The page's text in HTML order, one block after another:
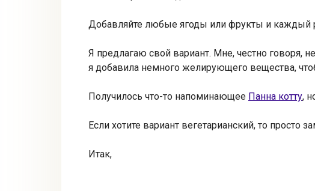
Добавляйте любые ягоды или фрукты и каждый
Я предлагаю свой вариант. Мне, честно говоря,
я добавила немного желирующего вещества,
Получилось что-то напоминающее Панна котту,
Если хотите вариант вегетарианский, то просто
Итак,